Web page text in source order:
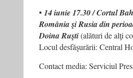
• 14 iunie 17.30 / Cortul
România şi Rusia din
Doina Ruşti(alături de alţi
Locul desfăşurării: Central
Contact media: Serviciul